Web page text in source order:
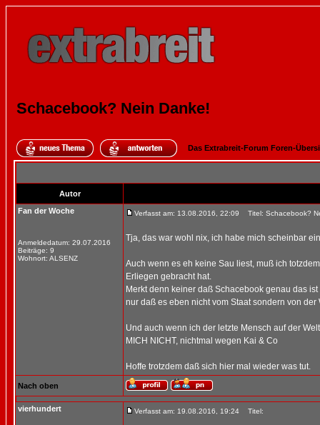
Schacebook? Nein Danke!
Das Extrabreit-Forum Foren-
Autor
Fan der Woche
Anmeldedatum: 29.07.2016
Beiträge: 9
Wohnort: ALSENZ
Verfasst am: 13.08.2016, 22:09 Titel: Schacebook?
Tja, das war wohl nix, ich habe mich scheinbar
Auch wenn es eh keine Sau liest, muß ich
Erliegen gebracht hat.
Merkt denn keiner daß Schacebook genau das
nur daß es eben nicht vom Staat sondern von
Und auch wenn ich der letzte Mensch auf der
MICH NICHT, nichtmal wegen Kai & Co
Hoffe trotzdem daß sich hier mal wieder was tut.
Nach oben
vierhundert Verfasst am: 19.08.2016, 19:24 Titel: